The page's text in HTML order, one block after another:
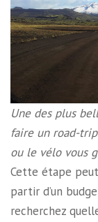
Une des plus
faire un road-
ou le vélo vous
Cette étape
partir d’un
recherchez